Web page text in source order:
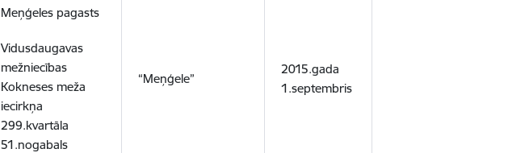
Meņģeles pagasts
Vidusdaugavas
mežniecības
Kokneses meža
iecirkņa
299.kvartāla
51.nogabals
“Meņģele”
2015.gada
1.septembris